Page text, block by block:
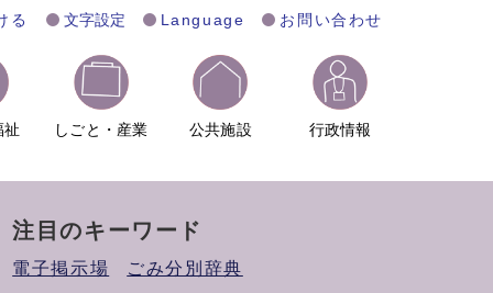
る 文字設定 Language お問い合わせ
祉 しごと・産業 公共施設 行政情報
注目のキーワード
電子掲示場
ごみ分別辞典